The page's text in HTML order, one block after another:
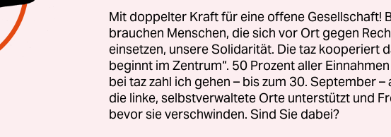
Tagen hatte Macron erklärt, Frankreich müsse auch in die
nuklearer „Minireaktoren“investieren; er hoffe, diese
zu können. Es ist nicht das erste Mal, dass Macron den Bau
sechs zusätzlichen EPR erwägt.
Mit doppelter Kraft für eine offene Gesellschaft!
brauchen Menschen, die sich vor Ort gegen
einsetzen, unsere Solidarität. Die taz kooperiert
beginnt im Zentrum“. 50 Prozent aller
bei taz zahl ich gehen – bis zum 30. September –
die linke, selbstverwaltete Orte unterstützt und
bevor sie verschwinden. Sind Sie dabei?